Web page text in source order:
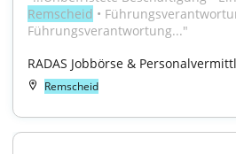
Remscheid •
Führungsverantwortung..."
RADAS Jobbörse &
Remscheid